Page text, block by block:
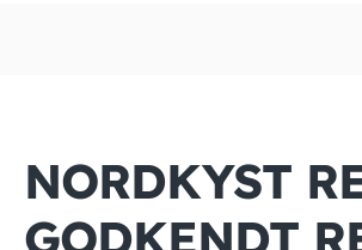
NORDKYST
GODKENDT